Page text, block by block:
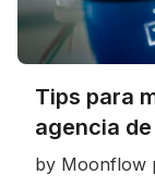
Tips para
agencia
by Moonflow